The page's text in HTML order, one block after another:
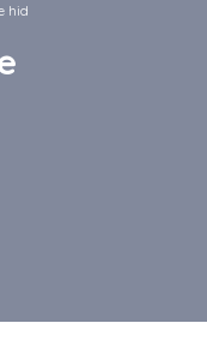
hid